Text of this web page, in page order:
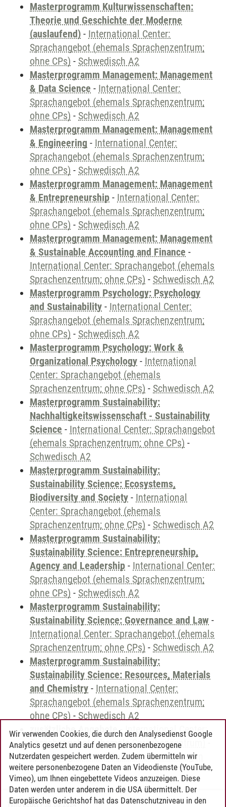
Masterprogramm Kulturwissenschaften:
Theorie und Geschichte der Moderne
(auslaufend) - International Center:
Sprachangebot (ehemals Sprachenzentrum;
ohne CPs) - Schwedisch A2
Masterprogramm Management: Management
& Data Science - International Center:
Sprachangebot (ehemals Sprachenzentrum;
ohne CPs) - Schwedisch A2
Masterprogramm Management: Management
& Engineering - International Center:
Sprachangebot (ehemals Sprachenzentrum;
ohne CPs) - Schwedisch A2
Masterprogramm Management: Management
& Entrepreneurship - International Center:
Sprachangebot (ehemals Sprachenzentrum;
ohne CPs) - Schwedisch A2
Masterprogramm Management: Management
& Sustainable Accounting and Finance -
International Center: Sprachangebot (ehemals
Sprachenzentrum; ohne CPs) - Schwedisch A2
Masterprogramm Psychology: Psychology
and Sustainability - International Center:
Sprachangebot (ehemals Sprachenzentrum;
ohne CPs) - Schwedisch A2
Masterprogramm Psychology: Work &
Organizational Psychology - International
Center: Sprachangebot (ehemals
Sprachenzentrum; ohne CPs) - Schwedisch A2
Masterprogramm Sustainability:
Nachhaltigkeitswissenschaft - Sustainability
Science - International Center: Sprachangebot
(ehemals Sprachenzentrum; ohne CPs) -
Schwedisch A2
Masterprogramm Sustainability:
Sustainability Science: Ecosystems,
Biodiversity and Society - International
Center: Sprachangebot (ehemals
Sprachenzentrum; ohne CPs) - Schwedisch A2
Masterprogramm Sustainability:
Sustainability Science: Entrepreneurship,
Agency and Leadership - International Center:
Sprachangebot (ehemals Sprachenzentrum;
ohne CPs) - Schwedisch A2
Masterprogramm Sustainability:
Sustainability Science: Governance and Law -
International Center: Sprachangebot (ehemals
Sprachenzentrum; ohne CPs) - Schwedisch A2
Masterprogramm Sustainability:
Sustainability Science: Resources, Materials
and Chemistry - International Center:
Sprachangebot (ehemals Sprachenzentrum;
ohne CPs) - Schwedisch A2
zusätzliche Angebote- International Center:
Sprachangebot (ehemals Sprachenzentrum)
Sprachangebot und Sonderveranstaltungen
Timo Leder/30.06.2024
Wir verwenden Cookies, die durch den Analysedienst Google
Analytics gesetzt und auf denen personenbezogene
Nutzerdaten gespeichert werden. Zudem übermitteln wir
weitere personenbezogene Daten an Videodienste (YouTube,
Vimeo), um Ihnen eingebettete Videos anzuzeigen. Diese
Daten werden unter anderem in die USA übermittelt. Der
Europäische Gerichtshof hat das Datenschutzniveau in den